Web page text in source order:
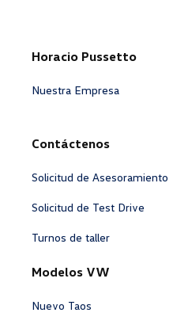
Horacio Pussetto
Nuestra Empresa
Contáctenos
Solicitud de Asesoramiento
Solicitud de Test Drive
Turnos de taller
Modelos VW
Nuevo Taos